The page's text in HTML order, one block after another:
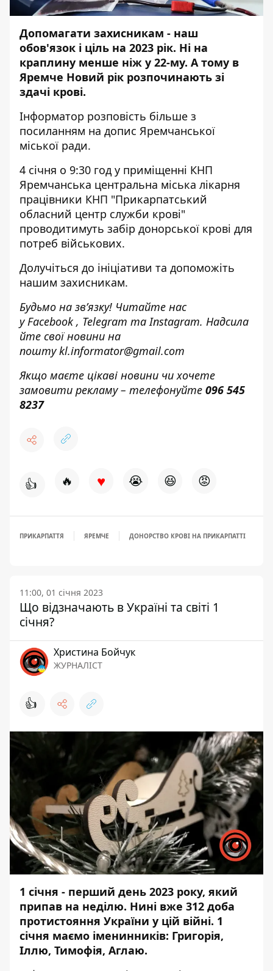
Допомагати захисникам - наш
обов'язок і ціль на 2023 рік. Ні на
краплину менше ніж у 22-му. А тому в
Яремче Новий рік розпочинають зі
здачі крові.
Інформатор розповість більше з
посиланням на допис Яремчанської
міської ради.
4 січня о 9:30 год у приміщенні КНП
Яремчанська центральна міська лікарня
працівники КНП "Прикарпатський
обласний центр служби крові"
проводитимуть забір донорської крові для
потреб військових.
Долучіться до ініціативи та допоможіть
нашим захисникам.
Будьмо на зв’язку! Читайте нас
уFacebook, Telegram таInstagram. Надсила
йте свої новини на
поштуkl.informator@gmail.com
Якщо маєте цікаві новини чи хочете
замовити рекламу – телефонуйте 096 545
8237
👍 🔥 ♥ 😭 😆 😡
ПРИКАРПАТТЯ ЯРЕМЧЕ ДОНОРСТВО КРОВІ НА ПРИКАРПАТТІ
11:00, 01 січня 2023
Що відзначають в Україні та світі 1
січня?
Христина Бойчук
ЖУРНАЛІСТ
👍
1 січня - перший день 2023 року, який
припав на неділю. Нині вже 312 доба
протистояння України у цій війні. 1
січня маємо іменинників: Григорія,
Іллю, Тимофія, Аглаю.